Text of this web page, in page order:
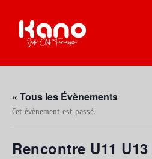
« Tous les Évènements
Cet évènement est passé.
Rencontre U11